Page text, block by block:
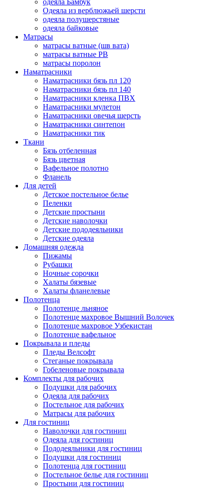
одеяла Бамбук
Одеяла из верблюжьей шерсти
одеяла полушерстяные
одеяла байковые
Матрасы
матрасы ватные (шв вата)
матрасы ватные РВ
матрасы поролон
Наматрасники
Наматрасники бязь пл 120
Наматрасники бязь пл 140
Наматрасники кленка ПВХ
Наматрасники мулетон
Наматрасники овечья шерсть
Наматрасники синтепон
Наматрасники тик
Ткани
Бязь отбеленная
Бязь цветная
Вафельное полотно
Фланель
Для детей
Детское постельное белье
Пеленки
Детские простыни
Детские наволочки
Детские пододеяльники
Детские одеяла
Домашняя одежда
Пижамы
Рубашки
Ночные сорочки
Халаты бязевые
Халаты фланелевые
Полотенца
Полотенце льняное
Полотенце махровое Вышний Волочек
Полотенце махровое Узбекистан
Полотенце вафельное
Покрывала и пледы
Пледы Велсофт
Стеганые покрывала
Гобеленовые покрывала
Комплекты для рабочих
Подушки для рабочих
Одеяла для рабочих
Постельное для рабочих
Матрасы для рабочих
Для гостиниц
Наволочки для гостиниц
Одеяла для гостиниц
Пододеяльники для гостиниц
Подушки для гостиниц
Полотенца для гостиниц
Постельное белье для гостиниц
Простыни для гостиниц